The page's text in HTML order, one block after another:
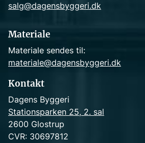
salg@dagensbyggeri.dk
Materiale
Materiale sendes til:
materiale@dagensbyggeri.dk
Kontakt
Dagens Byggeri
Stationsparken 25, 2. sal
2600 Glostrup
CVR: 30697812